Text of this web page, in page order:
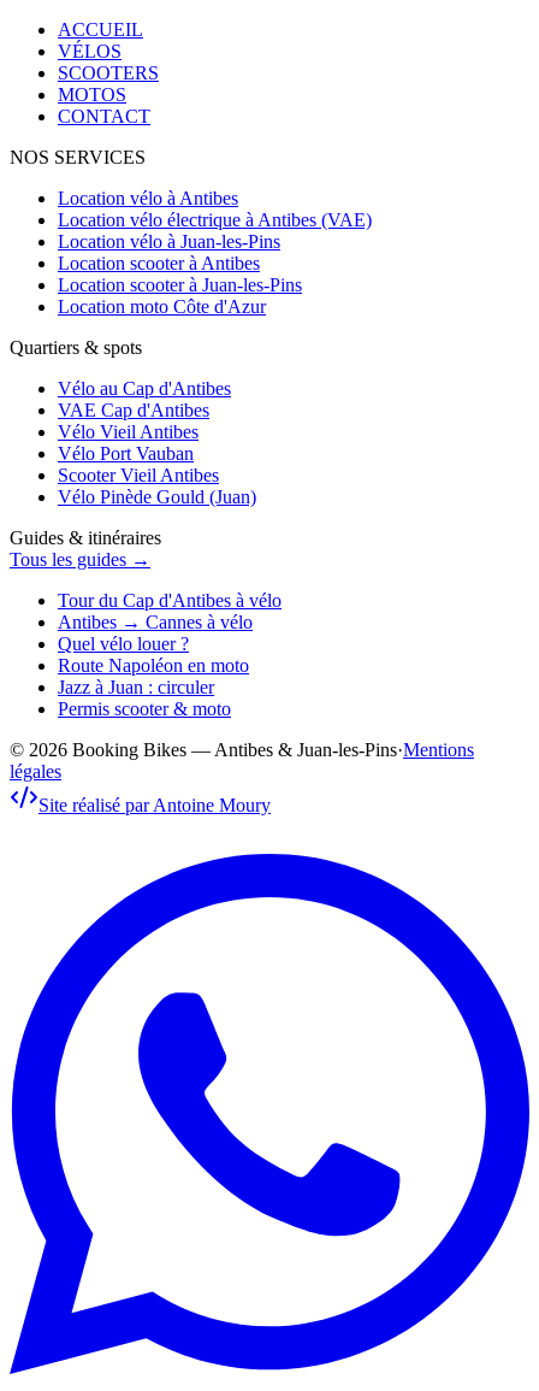
ACCUEIL
VÉLOS
SCOOTERS
MOTOS
CONTACT
NOS SERVICES
Location vélo à Antibes
Location vélo électrique à Antibes (VAE)
Location vélo à Juan-les-Pins
Location scooter à Antibes
Location scooter à Juan-les-Pins
Location moto Côte d'Azur
Quartiers & spots
Vélo au Cap d'Antibes
VAE Cap d'Antibes
Vélo Vieil Antibes
Vélo Port Vauban
Scooter Vieil Antibes
Vélo Pinède Gould (Juan)
Guides & itinéraires
Tous les guides →
Tour du Cap d'Antibes à vélo
Antibes → Cannes à vélo
Quel vélo louer ?
Route Napoléon en moto
Jazz à Juan : circuler
Permis scooter & moto
© 2026 Booking Bikes — Antibes & Juan-les-Pins·Mentions
légales
Site réalisé par Antoine Moury